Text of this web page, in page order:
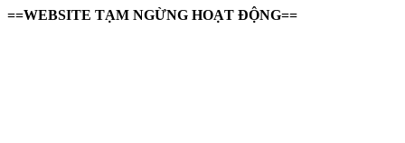
==WEBSITE TẠM NGỪNG HOẠT ĐỘNG==